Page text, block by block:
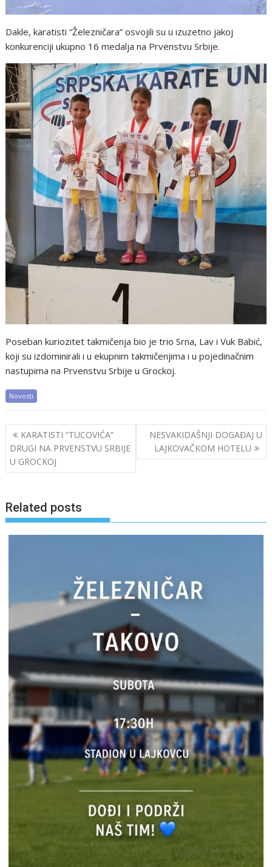
Dakle, karatisti “Železničara” osvojili su u izuzetno jakoj
konkurenciji ukupno 16 medalja na Prvenstvu Srbije.
Poseban kuriozitet takmičenja bio je trio Srna, Lav i Vuk Babić,
koji su izdominirali i u ekupnim takmičenjima i u pojedinačnim
nastupima na Prvenstvu Srbije u Grockoj.
Novosti
Post
navigation
KARATISTI “TUCOVIĆA”
DRUGI NA PRVENSTVU SRBIJE
U GROCKOJ
NESVAKIDAŠNJI DOGAĐAJ U
LAJKOVAČKOM HOTELU
Related posts